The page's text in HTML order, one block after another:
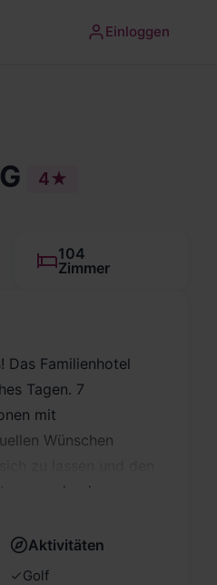
Einloggen
4★
104
Zimmer
Das Familienhotel
Tagen. 7
mit
Wünschen
durch
umfangreiches
Aktivitäten
Golf